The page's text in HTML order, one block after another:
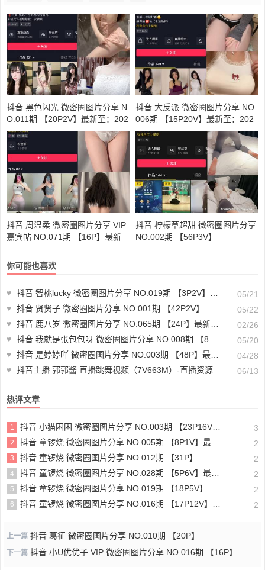
抖音 黑色闪光 微密圈图片分享 N
O.011期 【20P2V】最新至：202
3.6.3
抖音 大反派 微密圈图片分享 NO.
006期 【15P20V】最新至：202
3.10.25
抖音 周温柔 微密圈图片分享 VIP
嘉宾帖 NO.071期 【16P】最新
抖音 柠檬草超甜 微密圈图片分享
NO.002期 【56P3V】
你可能也喜欢
♥ 抖音 智桃lucky 微密圈图片分享 NO.019期 【3P2V】最新至：2023.7.21
05/21
♥ 抖音 贤贤子 微密圈图片分享 NO.001期 【42P2V】
05/22
♥ 抖音 鹿八岁 微密圈图片分享 NO.065期 【24P】最新至：2025.2.16
02/26
♥ 抖音 我就是张包包呀 微密圈图片分享 NO.008期 【83P】
05/20
♥ 抖音 是婷婷吖 微密圈图片分享 NO.003期 【48P】最新至：2025.4.7
04/28
♥ 抖音主播 郭郭酱 直播跳舞视频（7V663M）-直播资源 06/13
热评文章
1 抖音 小猫困困 微密圈图片分享 NO.003期 【23P16V】最新至：2025.1.23 3
2 抖音 童锣烧 微密圈图片分享 NO.005期 【8P1V】最新至：2023.6.11 2
3 抖音 童锣烧 微密圈图片分享 NO.012期 【31P】 2
4 抖音 童锣烧 微密圈图片分享 NO.028期 【5P6V】最新至：2025.4.9 2
5 抖音 童锣烧 微密圈图片分享 NO.019期 【18P5V】最新至：2024.11.27 2
6 抖音 童锣烧 微密圈图片分享 NO.016期 【17P12V】最新至：2024.11.12 2
上一篇 抖音 葛征 微密圈图片分享 NO.010期 【20P】
下一篇 抖音 小U优优子 VIP 微密圈图片分享 NO.016期 【16P】